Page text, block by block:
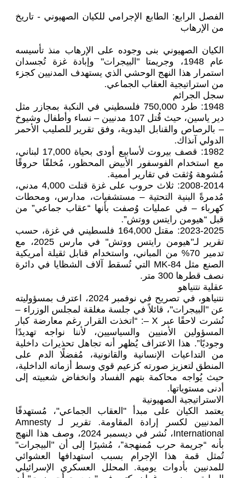
الفصل الرابع: الطابع الإجرامي للكيان الصهيوني - تاريخ
من الإرهاب
الكيان الصهيوني بنى وجوده على الإرهاب منذ تأسيسه
عام 1948، وجريمتا "البيجرات" وإبادة غزة تُجسدان
استمرار هذا النهج الوحشي الذي يستهدف المدنيين كجزء
من استراتيجية العقاب الجماعي.
سجل الجرائم
1948: طرد 750,000 فلسطيني في النكبة بمجازر مثل
دير ياسين، حيث قُتل 107 مدنيين – نساء وأطفال وشيوخ
– بالرصاص والقنابل اليدوية، وفق تقرير للصليب الأحمر
الدولي آنذاك.
1982: قصف بيروت لأسابيع أودى بحياة 17,000 لبناني،
مع استخدام الفوسفور الأبيض المحظور، مُخلفًا حروقًا
مُشوهة وُثقت في تقارير أممية.
2008-2014: ثلاث حروب على غزة قتلت 4,000 مدني،
مُدمرةً البنية التحتية – مستشفيات، مدارس، ومحطات
كهرباء – في عمليات وُصفت بأنها “عقاب جماعي” من
قبل “هيومن رايتس ووتش”.
2023-2025: مقتل 164,000 فلسطيني في غزة، حسب
تقرير لـ"هيومن رايتس ووتش" في مارس 2025، مع
تدمير 70% من المباني، واستخدام قنابل ثقيلة أمريكية
الصنع مثل MK-84 التي تُسقط آلاف الشظايا في دائرة
نصف قطرها 300 متر.
عقلية نتنياهو
نتنياهو، في تصريح في نوفمبر 2024، اعترف بمسؤوليته
عن "البيجرات"، قائلاً في جلسة مغلقة لمجلس الوزراء –
نُشرت لاحقًا عبر X –: “اتخذت القرار رغم معارضة كبار
المسؤولين الأمنيين والسياسيين، لأننا نواجه تهديدًا
وجوديًا”. هذا الاعتراف يُظهر أنه تجاهل تحذيرات داخلية
من التداعيات الإنسانية والقانونية، مُفضلًا الدم على
المنطق لتعزيز صورته كزعيم قوي وسط أزماته الداخلية،
حيث يُواجه محاكمة بتهم الفساد وانخفاض شعبيته إلى
أدنى مستوياتها.
الاستراتيجية الصهيونية
يعتمد الكيان على مبدأ "العقاب الجماعي"، مُستهدفًا
المدنيين لكسر إرادة المقاومة. تقرير لـ Amnesty
International، نُشر في ديسمبر 2024، وصف هذا النهج
بأنه “جريمة حرب مُمنهجة”، مُشيرًا إلى أن "البيجرات"
تُمثل قمة هذا الإجرام بسبب استهدافها العشوائي
للمدنيين بأدوات يومية. المحلل العسكري الإسرائيلي